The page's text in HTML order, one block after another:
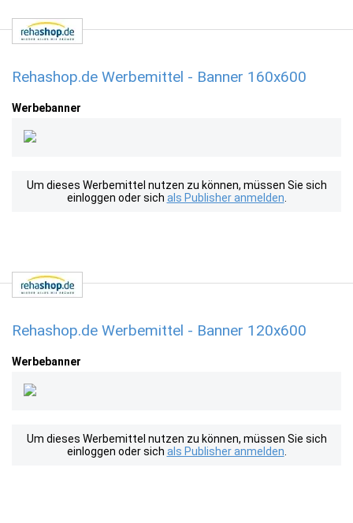
Rehashop.de Werbemittel - Banner 160x600
Werbebanner
Um dieses Werbemittel nutzen zu können, müssen Sie sich
einloggen oder sich als Publisher anmelden
Rehashop.de Werbemittel - Banner 120x600
Werbebanner
Um dieses Werbemittel nutzen zu können, müssen Sie sich
einloggen oder sich als Publisher anmelden